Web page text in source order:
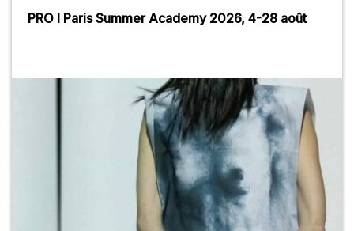
PRO I Paris Summer Academy 2026, 4-28 août